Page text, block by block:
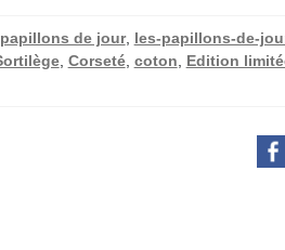
de jour, les-papillons-de-
, Corseté, coton Edition